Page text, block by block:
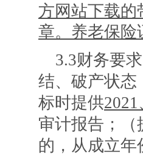
方网站下载的
章。养老保险
3.3财务要
结、破产状态
标时提供
审计报告；
的，从成立